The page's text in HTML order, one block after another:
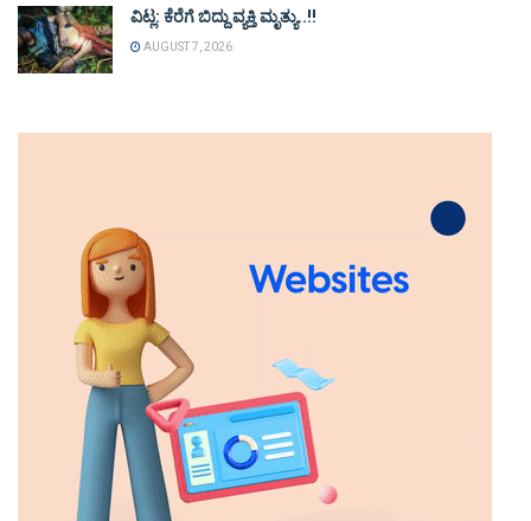
ವಿಟ್ಲ: ಕೆರೆಗೆ ಬಿದ್ದು ವ್ಯಕ್ತಿ ಮೃತ್ಯು..!!
AUGUST 7, 2026